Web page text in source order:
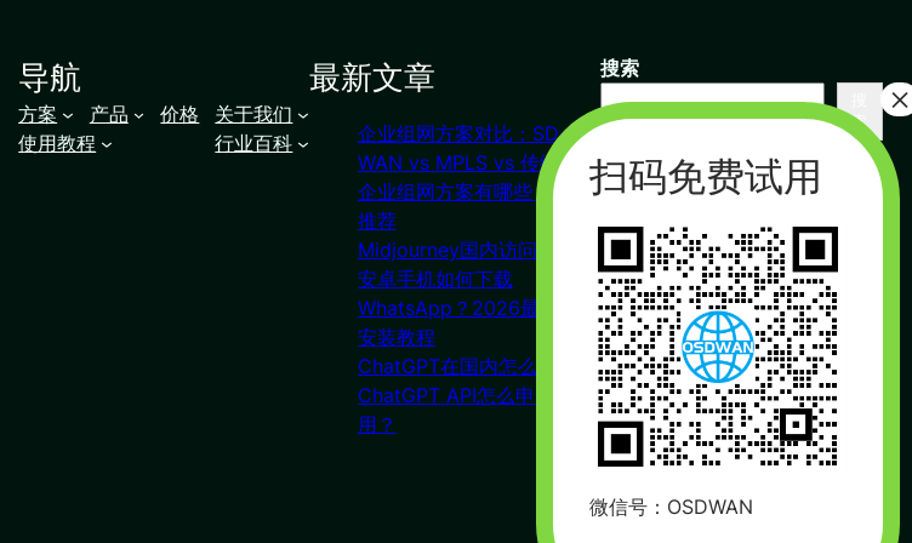
导航
方案 产品 价格
关于我们
使用教程
行业百科
最新文章
企业组网方案对比：SD-
WAN vs MPLS vs 传统VPN
企业组网方案有哪些？对比
推荐
Midjourney国内访问教程
安卓手机如何下载
WhatsApp？2026最新下载
安装教程
ChatGPT在国内怎么注册？
ChatGPT API怎么申请使
用？
搜索
索
联系我们
杭州（总部） 北京 长沙
广州
合作：17357178761（微信同
号）
周一到周五 : 9:00 – 21:00
微信号：OSDWAN